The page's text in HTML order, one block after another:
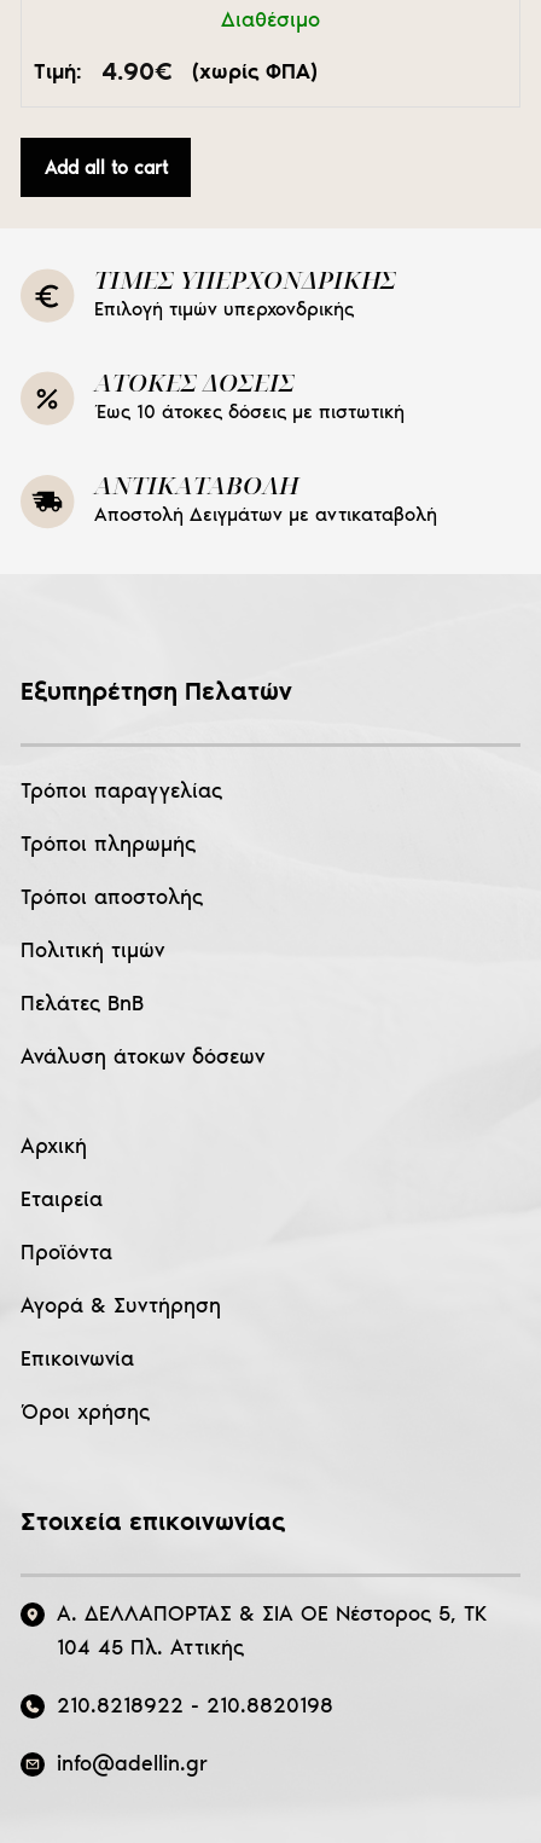
Διαθέσιμο
Τιμή:
4.90€ (χωρίς ΦΠΑ)
Add all to cart
ΤΙΜΕΣ ΥΠΕΡΧΟΝΔΡΙΚΗΣ
Επιλογή τιμών υπερχονδρικής
ΑΤΟΚΕΣ ΔΟΣΕΙΣ
Έως 10 άτοκες δόσεις με πιστωτική
ΑΝΤΙΚΑΤΑΒΟΛΗ
Αποστολή Δειγμάτων με αντικαταβολή
Εξυπηρέτηση Πελατών
Τρόποι παραγγελίας
Τρόποι πληρωμής
Τρόποι αποστολής
Πολιτική τιμών
Πελάτες BnB
Ανάλυση άτοκων δόσεων
Αρχική
Εταιρεία
Προϊόντα
Αγορά & Συντήρηση
Επικοινωνία
Όροι χρήσης
Στοιχεία επικοινωνίας
Α. ΔΕΛΛΑΠΟΡΤΑΣ & ΣΙΑ ΟΕ Νέστορος 5, ΤΚ
104 45 Πλ. Αττικής
210.8218922 - 210.8820198
info@adellin.gr